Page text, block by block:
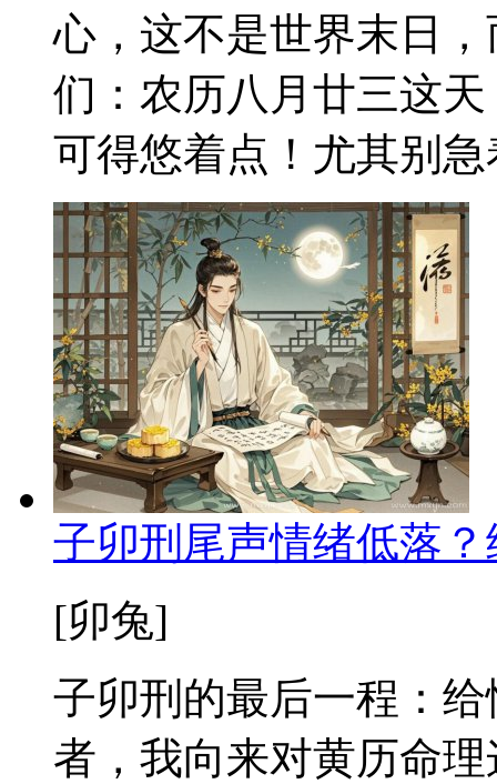
心，这不是世界末日
们：农历八月廿三这
可得悠着点！尤其别
子卯刑尾声情绪低落
[卯兔]
子卯刑的最后一程：
者，我向来对黄历命